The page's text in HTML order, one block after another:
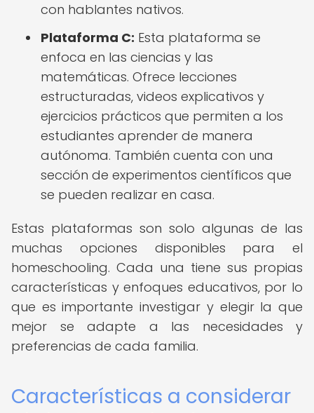
con hablantes nativos.
Plataforma C: Esta plataforma se
enfoca en las ciencias y las
matemáticas. Ofrece lecciones
estructuradas, videos explicativos y
ejercicios prácticos que permiten a los
estudiantes aprender de manera
autónoma. También cuenta con una
sección de experimentos científicos que
se pueden realizar en casa.
Estas plataformas son solo algunas de las
muchas opciones disponibles para el
homeschooling. Cada una tiene sus propias
características y enfoques educativos, por lo
que es importante investigar y elegir la que
mejor se adapte a las necesidades y
preferencias de cada familia.
Características a considerar